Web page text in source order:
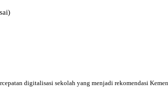
digitalisasi sekolah yang menjadi rekomendasi